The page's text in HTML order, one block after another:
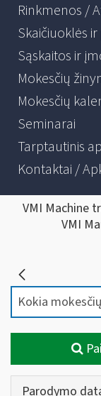
Rinkmenos /
Skaičiuoklės
Sąskaitos ir
Mokesčių
Mokesčių
Seminarai
Tarptautinis
Kontaktai /
VMI Machine
VMI
Parodymo